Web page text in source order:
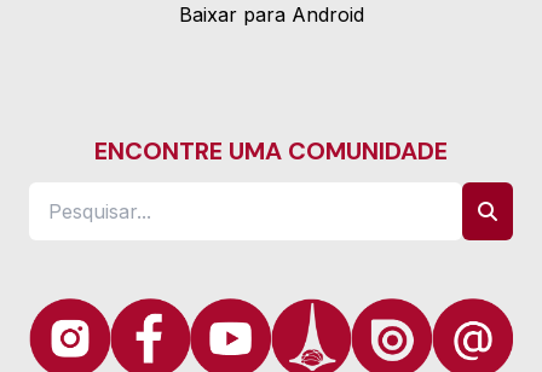
Baixar para Android
ENCONTRE UMA COMUNIDADE